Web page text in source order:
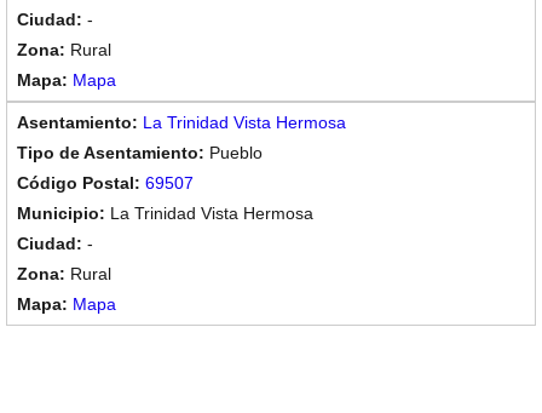
-
Rural
Mapa
La Trinidad Vista Hermosa
Pueblo
69507
La Trinidad Vista Hermosa
-
Rural
Mapa